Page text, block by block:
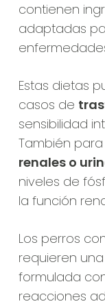
contienen
adaptadas
Estas dietas
casos de
sensibilidad
También
renales o
niveles de
la función
Los perros
requieren
formulada
reacciones